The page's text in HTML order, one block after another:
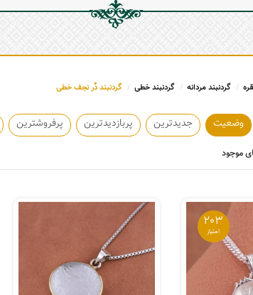
گردنبند مردانه گردنبند خطی گردنبند دُر نجف خطی
وضعیت جدیدترین پربازدیدترین پرفروشترین
موجود
203